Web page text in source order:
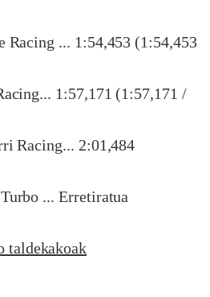
... 1:54,453 (1:54,453
1:57,171 (1:57,171 /
2:01,484
... Erretiratua
taldekakoak